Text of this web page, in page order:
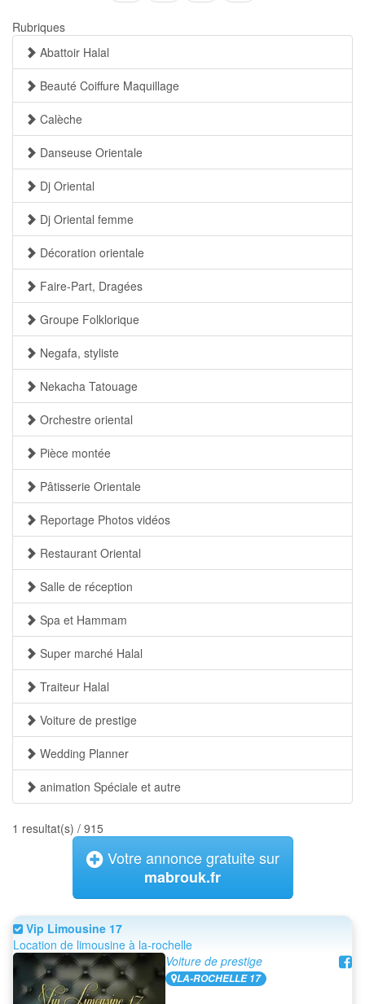
Rubriques
Abattoir Halal
Beauté Coiffure Maquillage
Calèche
Danseuse Orientale
Dj Oriental
Dj Oriental femme
Décoration orientale
Faire-Part, Dragées
Groupe Folklorique
Negafa, styliste
Nekacha Tatouage
Orchestre oriental
Pièce montée
Pâtisserie Orientale
Reportage Photos vidéos
Restaurant Oriental
Salle de réception
Spa et Hammam
Super marché Halal
Traiteur Halal
Voiture de prestige
Wedding Planner
animation Spéciale et autre
1 resultat(s) / 915
Votre annonce gratuite sur
mabrouk.fr
Vip Limousine 17
Location de limousine à la-rochelle
Voiture de prestige
LA-ROCHELLE 17